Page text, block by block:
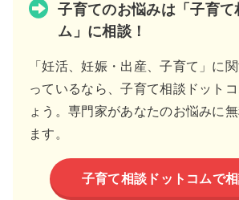
子育てのお悩みは「子育て
ム」に相談！
「妊活、妊娠・出産、子育て」に
っているなら、子育て相談ドット
ょう。専門家があなたのお悩みに
ます。
子育て相談ドットコムで